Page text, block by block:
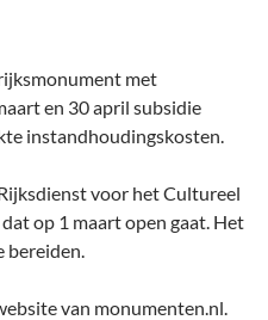
met
en 30 april subsidie
instandhoudingskosten.
voor het Cultureel
op 1 maart open gaat. Het
bereiden.
van monumenten.nl.